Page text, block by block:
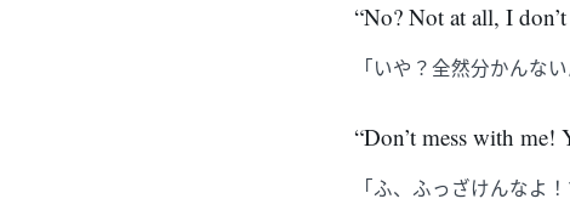
“No? Not at all, I
「いや？全然分かんな
“Don’t mess with
「ふ、ふっざけんなよ